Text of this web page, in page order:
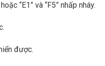
“E1” và “F5” nhấp nháy.
được.